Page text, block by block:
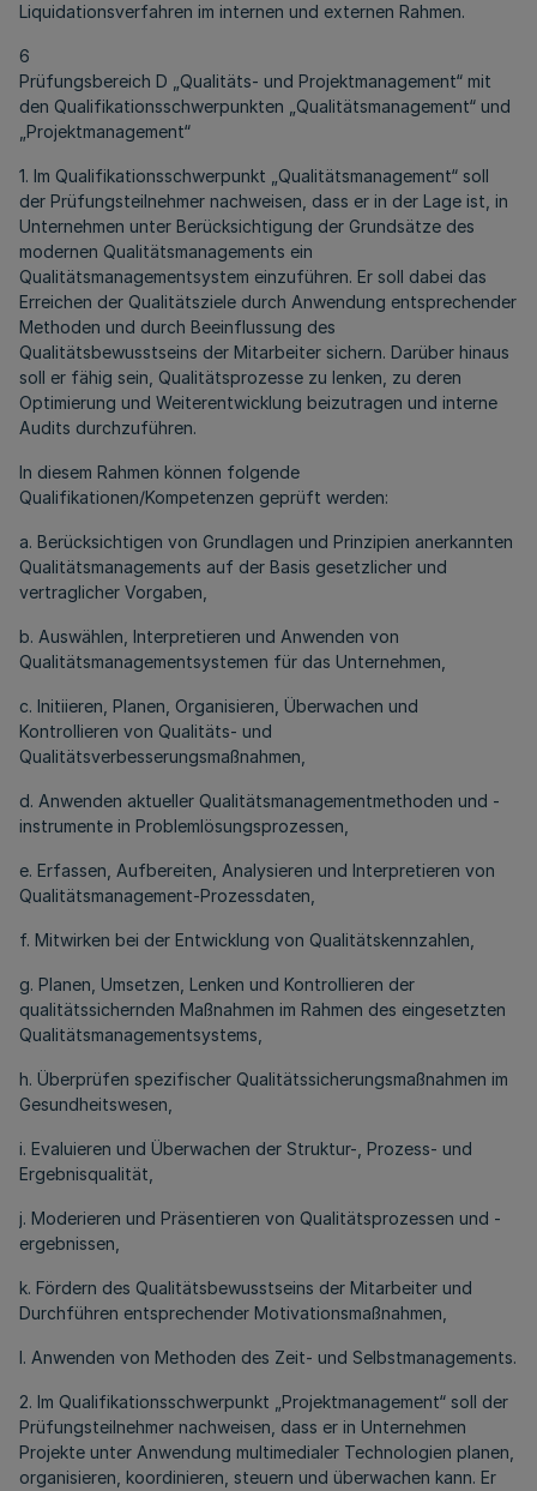
Liquidationsverfahren im internen und externen Rahmen.
6
Prüfungsbereich D „Qualitäts- und Projektmanagement“ mit
den Qualifikationsschwerpunkten „Qualitätsmanagement“ und
„Projektmanagement“
1. Im Qualifikationsschwerpunkt „Qualitätsmanagement“ soll
der Prüfungsteilnehmer nachweisen, dass er in der Lage ist, in
Unternehmen unter Berücksichtigung der Grundsätze des
modernen Qualitätsmanagements ein
Qualitätsmanagementsystem einzuführen. Er soll dabei das
Erreichen der Qualitätsziele durch Anwendung entsprechender
Methoden und durch Beeinflussung des
Qualitätsbewusstseins der Mitarbeiter sichern. Darüber hinaus
soll er fähig sein, Qualitätsprozesse zu lenken, zu deren
Optimierung und Weiterentwicklung beizutragen und interne
Audits durchzuführen.
In diesem Rahmen können folgende
Qualifikationen/Kompetenzen geprüft werden:
a. Berücksichtigen von Grundlagen und Prinzipien anerkannten
Qualitätsmanagements auf der Basis gesetzlicher und
vertraglicher Vorgaben,
b. Auswählen, Interpretieren und Anwenden von
Qualitätsmanagementsystemen für das Unternehmen,
c. Initiieren, Planen, Organisieren, Überwachen und
Kontrollieren von Qualitäts- und
Qualitätsverbesserungsmaßnahmen,
d. Anwenden aktueller Qualitätsmanagementmethoden und -
instrumente in Problemlösungsprozessen,
e. Erfassen, Aufbereiten, Analysieren und Interpretieren von
Qualitätsmanagement-Prozessdaten,
f. Mitwirken bei der Entwicklung von Qualitätskennzahlen,
g. Planen, Umsetzen, Lenken und Kontrollieren der
qualitätssichernden Maßnahmen im Rahmen des eingesetzten
Qualitätsmanagementsystems,
h. Überprüfen spezifischer Qualitätssicherungsmaßnahmen im
Gesundheitswesen,
i. Evaluieren und Überwachen der Struktur-, Prozess- und
Ergebnisqualität,
j. Moderieren und Präsentieren von Qualitätsprozessen und -
ergebnissen,
k. Fördern des Qualitätsbewusstseins der Mitarbeiter und
Durchführen entsprechender Motivationsmaßnahmen,
l. Anwenden von Methoden des Zeit- und Selbstmanagements.
2. Im Qualifikationsschwerpunkt „Projektmanagement“ soll der
Prüfungsteilnehmer nachweisen, dass er in Unternehmen
Projekte unter Anwendung multimedialer Technologien planen,
organisieren, koordinieren, steuern und überwachen kann. Er